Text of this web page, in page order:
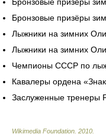
Бронзовые призёры
Лыжники на зимних
Лыжники на зимних
Чемпионы СССР по
Кавалеры ордена
Заслуженные тренеры
Wikimedia Foundation 2010